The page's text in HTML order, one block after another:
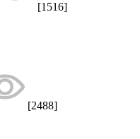
[1516]
[2488]